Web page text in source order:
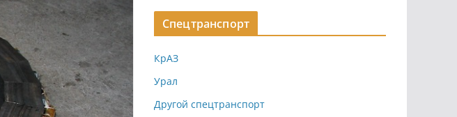
Спецтранспорт
КрАЗ
Урал
Другой спецтранспорт